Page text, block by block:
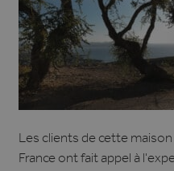
Les clients de cette maison
France ont fait appel à